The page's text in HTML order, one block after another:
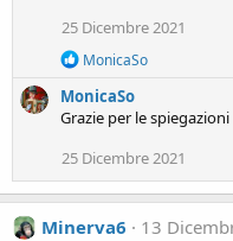
25 Dicembre 2021
R
a
c
i
n
s
:
MonicaSo
MonicaSo
Grazie per le spiegazioni
25 Dicembre 2021
Minerva6
13